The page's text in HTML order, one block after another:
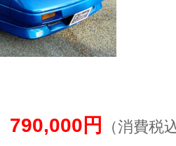
790,000円 （消費税